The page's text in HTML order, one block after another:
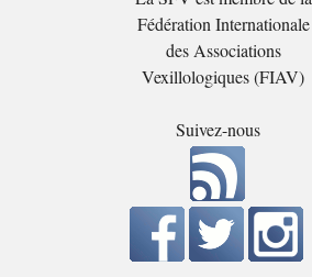
Fédération Internationale
des Associations
Vexillologiques (FIAV)
Suivez-nous